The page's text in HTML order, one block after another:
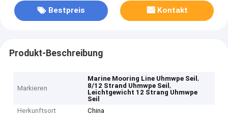
Bestpreis Kontakt
Produkt-Beschreibung
Markieren
Marine Mooring Line Uhmwpe Seil,
8/12 Strand Uhmwpe Seil,
Leichtgewicht 12 Strang Uhmwpe
Seil
Herkunftsort
China